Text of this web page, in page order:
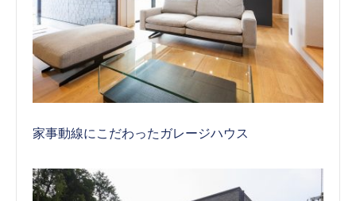
家事動線にこだわったガレージハウス